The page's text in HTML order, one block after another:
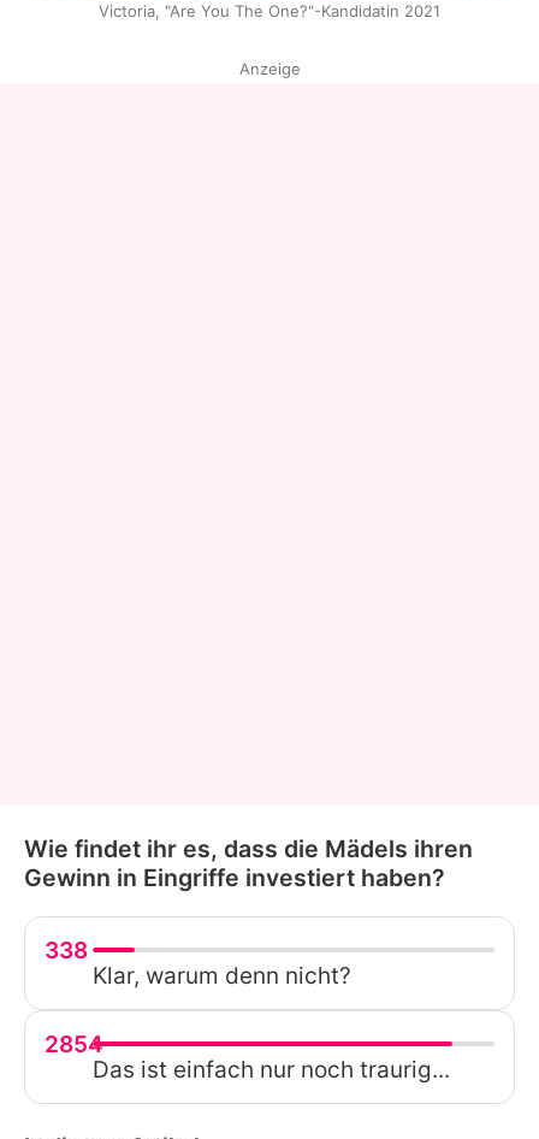
Victoria, "Are You The One?"-Kandidatin 2021
Anzeige
Wie findet ihr es, dass die Mädels ihren
Gewinn in Eingriffe investiert haben?
338
Klar, warum denn nicht?
2854
Das ist einfach nur noch traurig...